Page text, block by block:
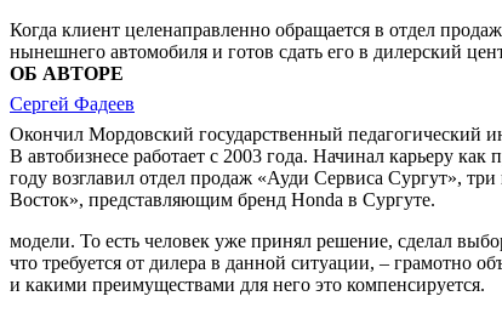
Когда клиент целенаправленно обращается в отдел
нынешнего автомобиля и готов сдать его в дилерский
ОБ АВТОРЕ
Сергей Фадеев
Окончил Мордовский государственный педагогический
В автобизнесе работает с 2003 года. Начинал карьеру
году возглавил отдел продаж «Ауди Сервиса Сургут»,
Восток», представляющим бренд Honda в Сургуте.
модели. То есть человек уже принял решение, сделал
что требуется от дилера в данной ситуации, – грамотно
и какими преимуществами для него это компенсируется.